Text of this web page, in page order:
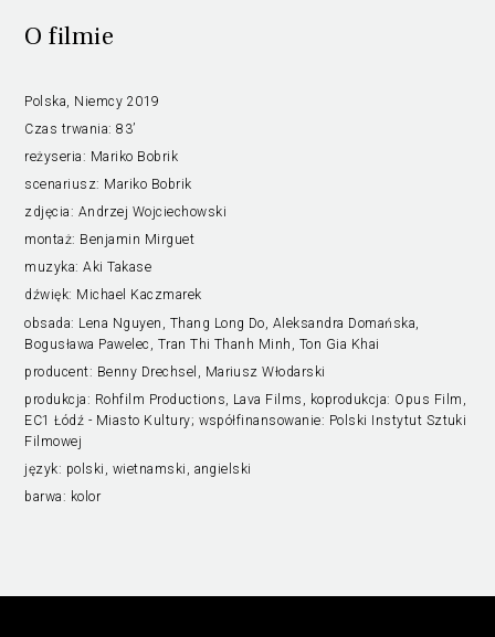
O filmie
Polska, Niemcy 2019
Czas trwania: 83’
reżyseria: Mariko Bobrik
scenariusz: Mariko Bobrik
zdjęcia: Andrzej Wojciechowski
montaż: Benjamin Mirguet
muzyka:Aki Takase
dźwięk: Michael Kaczmarek
obsada: Lena Nguyen, Thang Long Do, Aleksandra Domańska,
Bogusława Pawelec, Tran Thi Thanh Minh, Ton Gia Khai
producent: Benny Drechsel, Mariusz Włodarski
produkcja: Rohfilm Productions, Lava Films, koprodukcja: Opus Film,
EC1 Łódź - Miasto Kultury; współfinansowanie: Polski Instytut Sztuki
Filmowej
język: polski, wietnamski, angielski
barwa: kolor